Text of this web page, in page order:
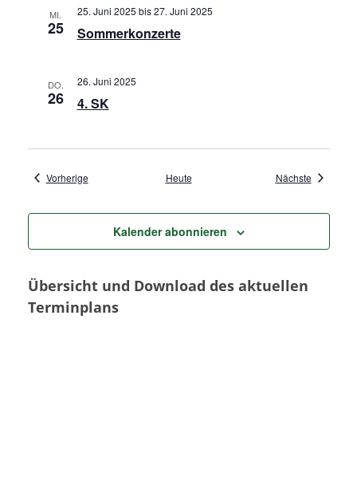
MI.
25 Sommerkonzerte
25. Juni 2025 bis27. Juni 2025
DO.
26 4. SK
26. Juni 2025
VorherigeVeranstaltungen Heute Nächste
Kalender abonnieren
Übersicht und Download des aktuellen
Terminplans